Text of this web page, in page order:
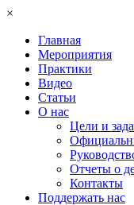
×
Главная
Мероприятия
Практики
Видео
Статьи
О нас
Цели и
Отчеты о
Контакты
Поддержать нас